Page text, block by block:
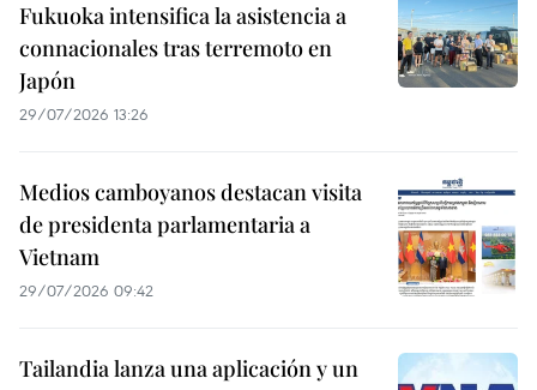
Fukuoka intensifica la asistencia a
connacionales tras terremoto en
Japón
29/07/2026 13:26
Medios camboyanos destacan visita
de presidenta parlamentaria a
Vietnam
29/07/2026 09:42
Tailandia lanza una aplicación y un